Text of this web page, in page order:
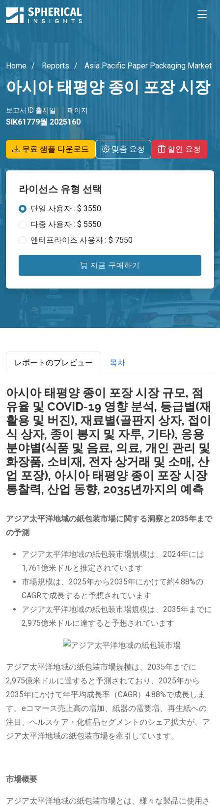
Home Reports Asia Pacific Paper Packaging Market
아시아 태평양 종이 포장 시장
보고서 ID
SIK6177
출시일
9월 2025
페이지
160
무료 샘플 다운로드 맞춤 요청 할인 요청
라이선스 유형 선택
단일 사용자 : $ 3550
다중 사용자 : $ 5550
엔터프라이즈 사용자 : $ 7550
지금 구매하기
レポートのプレビュー 목차
아시아 태평양 종이 포장 시장 규모, 점
유율 및 COVID-19 영향 분석, 등급별(재
활용 및 버진), 재료별(골판지 상자, 접이
식 상자, 종이 봉지 및 자루, 기타), 응용
분야별(식품 및 음료, 의료, 개인 관리 및
화장품, 소비재, 전자 상거래 및 소매, 산
업 포장), 아시아 태평양 종이 포장 시장
통찰력, 산업 동향, 2035년까지의 예측
アジア太平洋地域の紙包装市場に関する洞察と2035年まで
の予測
アジア太平洋地域の紙包装市場規模は、2024年には
1,761億米ドルと推定されています
市場規模は、2025年から2035年にかけて約4.88%の
CAGRで成長すると予想されています
アジア太平洋地域の紙包装市場規模は、2035年までに
2,975億米ドルに達すると予想されています
アジア太平洋地域の紙包装市場規模は、2035年までに
2,975億米ドルに達すると予測されており、2025年から
2035年にかけて年平均成長率（CAGR）4.88%で成長しま
す。eコマース売上高の増加、紙器の需要増、再生紙への
注目、ヘルスケア・化粧品セグメントのシェア拡大が、ア
ジア太平洋地域の紙包装市場を牽引しています。
市場概要
アジア太平洋地域の紙包装市場とは、様々な製品に使用さ